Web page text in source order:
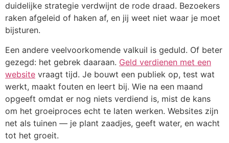
duidelijke strategie verdwijnt de rode draad. Bezoekers
raken afgeleid of haken af, en jij weet niet waar je moet
bijsturen.
Een andere veelvoorkomende valkuil is geduld. Of beter
gezegd: het gebrek daaraan. Geld verdienen met een
website vraagt tijd. Je bouwt een publiek op, test wat
werkt, maakt fouten en leert bij. Wie na een maand
opgeeft omdat er nog niets verdiend is, mist de kans
om het groeiproces echt te laten werken. Websites zijn
net als tuinen — je plant zaadjes, geeft water, en wacht
tot het groeit.